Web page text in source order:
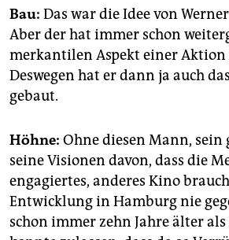
Bau: Das war die Idee von
Aber der hat immer schon
merkantilen Aspekt einer Aktion
Deswegen hat er dann ja auch
gebaut.
Höhne: Ohne diesen Mann, sein
seine Visionen davon, dass die
engagiertes, anderes Kino
Entwicklung in Hamburg nie
schon immer zehn Jahre älter